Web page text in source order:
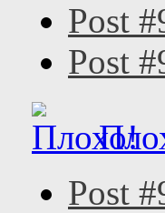
Post
Post
Post